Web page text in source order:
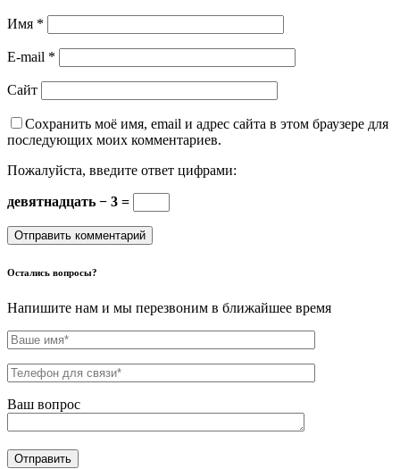
Имя *
E-mail *
Сайт
Сохранить моё имя, email и адрес сайта в этом браузере для
последующих моих комментариев.
Пожалуйста, введите ответ цифрами:
девятнадцать − 3 =
Остались вопросы?
Напишите нам и мы перезвоним в ближайшее время
Ваш вопрос